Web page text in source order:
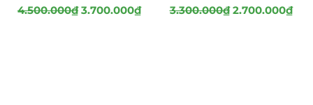
4.500.000₫ 3.700.000₫
3.300.000₫ 2.700.000₫